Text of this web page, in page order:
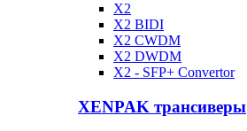
X2
X2 BIDI
X2 CWDM
X2 DWDM
X2 - SFP+ Convertor
XENPAK трансиверы